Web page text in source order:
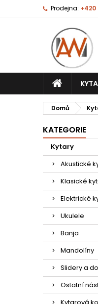
Prodejna: +420
Domů
KATEGORIE
Kytary
Akustické
Klasické
Elektrické
Ukulele
Banja
Mandolíny
Slidery a
Ostatní